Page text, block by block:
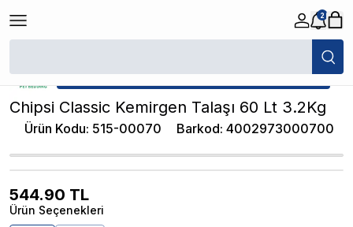
2
/ Chipsi Classic Kemirgen Talaşı 60 Lt 3.2Kg
★ Atakan Petshop, Chipsi yetkili satıcısıdır.
Chipsi Classic Kemirgen Talaşı 60 Lt 3.2Kg
Ürün Kodu: 515-00070 Barkod: 4002973000700
544.90 TL
Ürün Seçenekleri